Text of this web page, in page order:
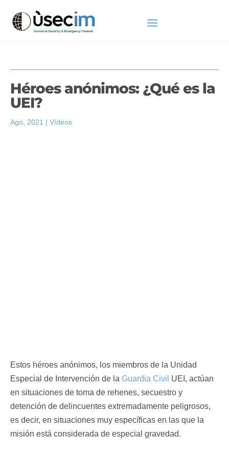
Héroes anónimos: ¿Qué es la
UEI?
Ago, 2021 | Vídeos
Estos héroes anónimos, los miembros de la Unidad
Especial de Intervención de la Guardia Civil UEI, actúan
en situaciones de toma de rehenes, secuestro y
detención de delincuentes extremadamente peligrosos,
es decir, en situaciones muy específicas en las que la
misión está considerada de especial gravedad.